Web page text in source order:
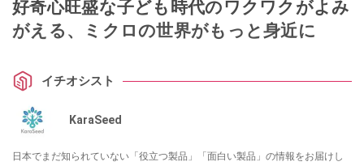
好奇心旺盛な子ども時代のワクワクがよみ
がえる、ミクロの世界がもっと身近に
イチオシスト
KaraSeed
日本でまだ知られていない「役立つ製品」「面白い製品」の情報をお届けし